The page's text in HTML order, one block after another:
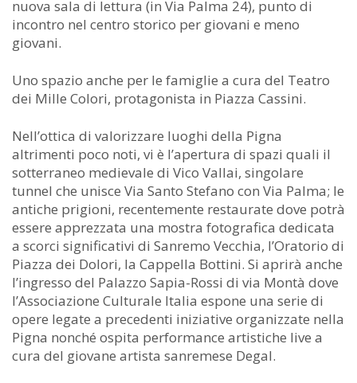
nuova sala di lettura (in Via Palma 24), punto di
incontro nel centro storico per giovani e meno
giovani.
Uno spazio anche per le famiglie a cura del Teatro
dei Mille Colori, protagonista in Piazza Cassini.
Nell’ottica di valorizzare luoghi della Pigna
altrimenti poco noti, vi è l’apertura di spazi quali il
sotterraneo medievale di Vico Vallai, singolare
tunnel che unisce Via Santo Stefano con Via Palma; le
antiche prigioni, recentemente restaurate dove potrà
essere apprezzata una mostra fotografica dedicata
a scorci significativi di Sanremo Vecchia, l’Oratorio di
Piazza dei Dolori, la Cappella Bottini. Si aprirà anche
l’ingresso del Palazzo Sapia-Rossi di via Montà dove
l’Associazione Culturale Italia espone una serie di
opere legate a precedenti iniziative organizzate nella
Pigna nonché ospita performance artistiche live a
cura del giovane artista sanremese Degal.